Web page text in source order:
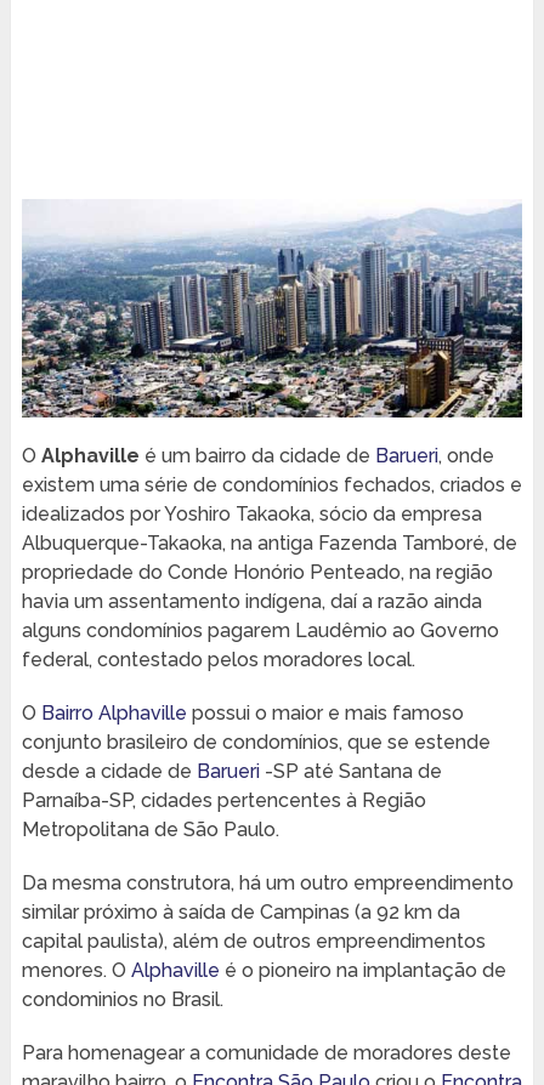
O Alphaville é um bairro da cidade de Barueri, onde
existem uma série de condomínios fechados, criados e
idealizados por Yoshiro Takaoka, sócio da empresa
Albuquerque-Takaoka, na antiga Fazenda Tamboré, de
propriedade do Conde Honório Penteado, na região
havia um assentamento indígena, daí a razão ainda
alguns condomínios pagarem Laudêmio ao Governo
federal, contestado pelos moradores local.
O Bairro Alphaville possui o maior e mais famoso
conjunto brasileiro de condomínios, que se estende
desde a cidade de Barueri -SP até Santana de
Parnaíba-SP, cidades pertencentes à Região
Metropolitana de São Paulo.
Da mesma construtora, há um outro empreendimento
similar próximo à saída de Campinas (a 92 km da
capital paulista), além de outros empreendimentos
menores. O Alphaville é o pioneiro na implantação de
condominios no Brasil.
Para homenagear a comunidade de moradores deste